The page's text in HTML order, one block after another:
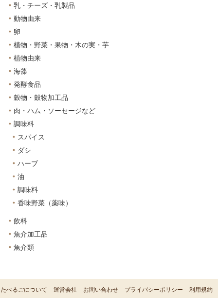
乳・チーズ・乳製品
動物由来
卵
植物・野菜・果物・木の実・芋
植物由来
海藻
発酵食品
穀物・穀物加工品
肉・ハム・ソーセージなど
調味料
スパイス
ダシ
ハーブ
油
調味料
香味野菜（薬味）
飲料
魚介加工品
魚介類
たべるごについて 運営会社 お問い合わせ プライバシーポリシー 利用規約